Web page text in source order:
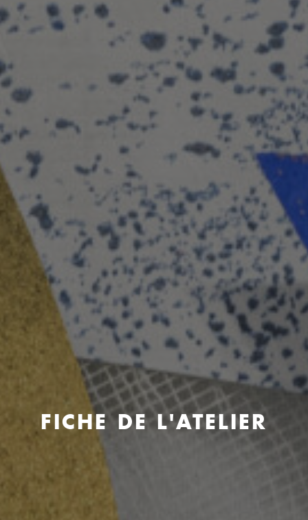
FICHE DE L'ATELIER